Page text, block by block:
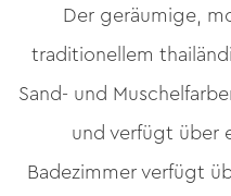
Der geräumige,
traditionellem
Sand- und
und verfügt über
Badezimmer verfügt